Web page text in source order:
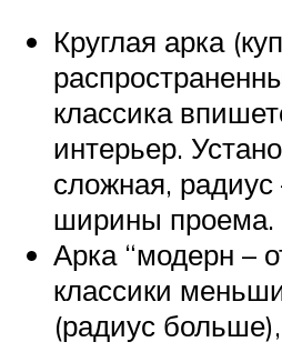
Круглая арка
классика
интерьер.
сложная, радиус
ширины проема.
Арка “модерн –
классики
(радиус